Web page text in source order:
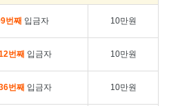
번째 입금자 10만원
번째 입금자 10만원
번째 입금자 10만원